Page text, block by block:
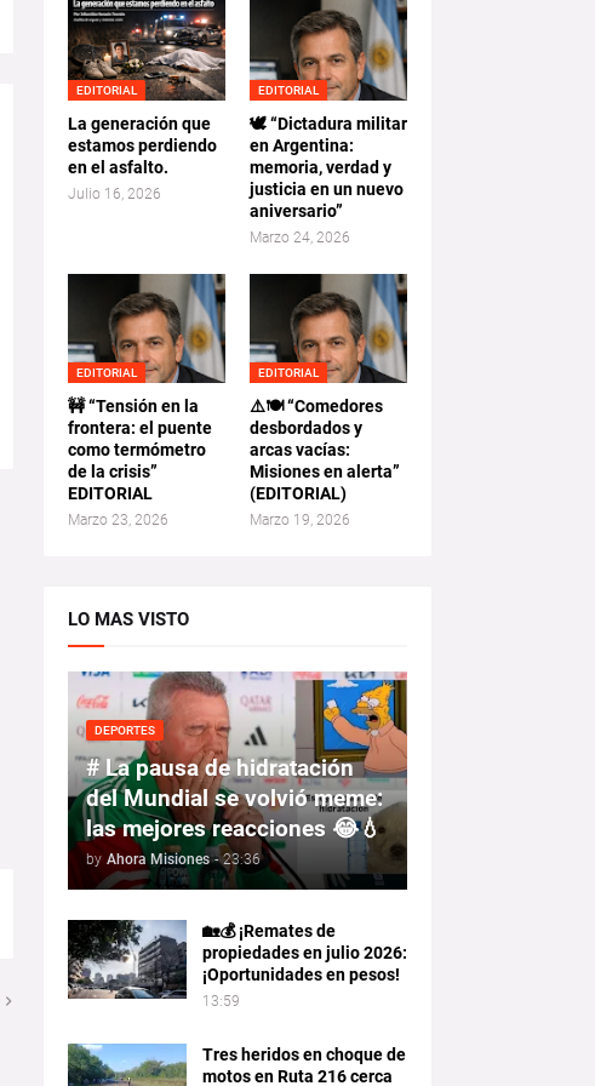
EDITORIAL
La generación que
estamos perdiendo
en el asfalto.
Julio 16, 2026
EDITORIAL
🕊️ “Dictadura militar
en Argentina:
memoria, verdad y
justicia en un nuevo
aniversario”
Marzo 24, 2026
EDITORIAL
🚧 “Tensión en la
frontera: el puente
como termómetro
de la crisis”
EDITORIAL
Marzo 23, 2026
EDITORIAL
⚠️🍽️ “Comedores
desbordados y
arcas vacías:
Misiones en alerta”
(EDITORIAL)
Marzo 19, 2026
LO MAS VISTO
DEPORTES
# La pausa de hidratación
del Mundial se volvió meme:
las mejores reacciones 😂💧
by Ahora Misiones - 23:36
🏡💰 ¡Remates de
propiedades en julio 2026:
¡Oportunidades en pesos!
13:59
Tres heridos en choque de
motos en Ruta 216 cerca